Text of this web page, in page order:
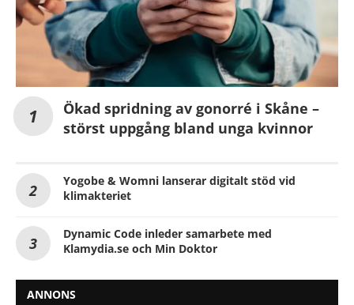
Ökad spridning av gonorré i Skåne –
störst uppgång bland unga kvinnor
Yogobe & Womni lanserar digitalt stöd vid
klimakteriet
Dynamic Code inleder samarbete med
Klamydia.se och Min Doktor
ANNONS